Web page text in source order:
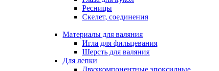
Ресницы
Скелет, соединения
Материалы для валяния
Игла для фильцевания
Шерсть для валяния
Для лепки